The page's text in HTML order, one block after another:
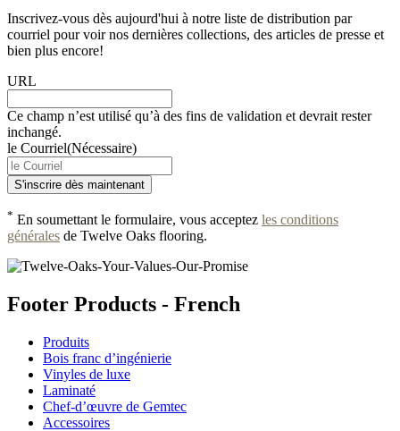
Inscrivez-vous dès aujourd'hui à notre liste de distribution par
courriel pour voir nos dernières collections, des articles de presse et
bien plus encore!
URL
Ce champ n’est utilisé qu’à des fins de validation et devrait rester
inchangé.
le Courriel(Nécessaire)
* En soumettant le formulaire, vous acceptez les conditions
générales de Twelve Oaks flooring.
Footer Products - French
Produits
Bois franc d’ingénierie
Vinyles de luxe
Laminaté
Chef-d’œuvre de Gemtec
Accessoires